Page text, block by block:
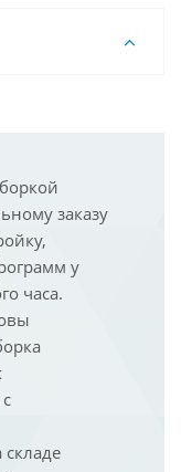
заказу
у
часа.
складе